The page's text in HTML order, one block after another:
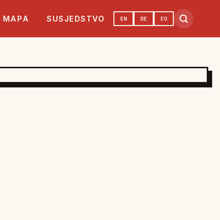
MAPA SUSJEDSTVO EN DE EO